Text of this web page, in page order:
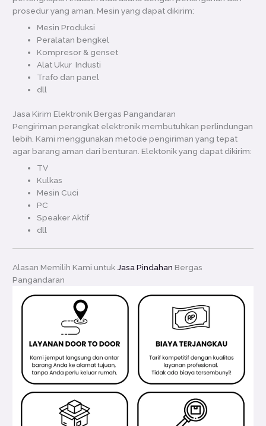
prosedur yang aman. Mesin yang dapat dikirim:
Mesin Produksi
Peralatan bengkel
Kompresor & genset
Alat Ukur Industi
Trafo dan panel
dll
Jasa Kirim Elektronik Bergas Pangandaran
Pengiriman perangkat elektronik membutuhkan perlindungan
lebih. Kami menggunakan metode pengiriman yang tepat
agar barang aman dari benturan. Elektonik yang dapat dikirim:
TV
Kulkas
Mesin Cuci
PC
Speaker Aktif
dll
Alasan Memilih Kami untuk Jasa Pindahan Bergas
Pangandaran